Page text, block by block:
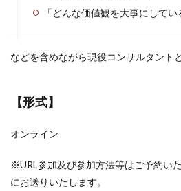
「どんな価値観を大事にしてい
などを含めながら現役コンサルタント
【形式】
オンライン
※URL参加及び参加方法等はご予約い
にお送りいたします。